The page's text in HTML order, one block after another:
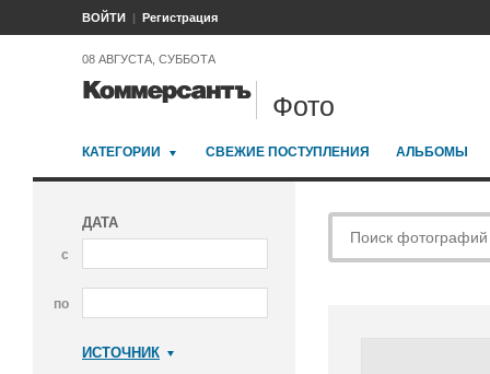
ВОЙТИ Регистрация
08 АВГУСТА, СУББОТА
Фото
КАТЕГОРИИ СВЕЖИЕ ПОСТУПЛЕНИЯ АЛЬБОМЫ
ДАТА
с
по
ИСТОЧНИК